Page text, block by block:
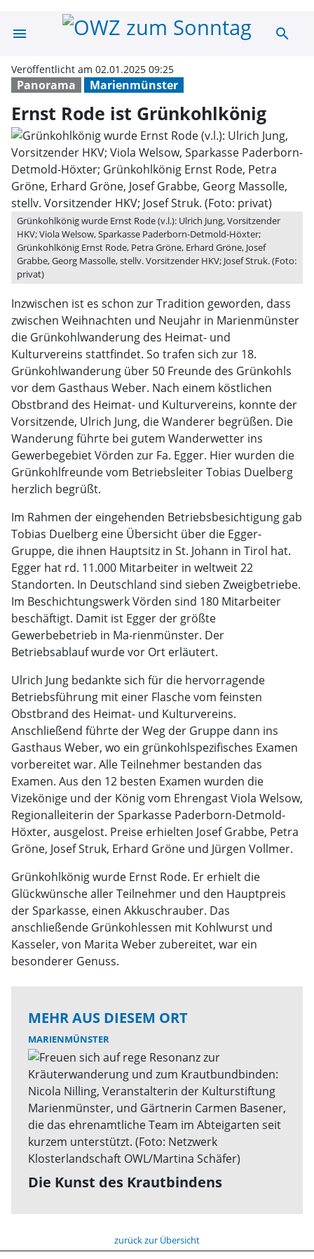
menu Ernst Rode ist
search
Panorama Marienmünster
Veröffentlicht am 02.01.2025 09:25
Ernst Rode ist Grünkohlkönig
Grünkohlkönig wurde Ernst Rode (v.l.): Ulrich Jung, Vorsitzender
HKV; Viola Welsow, Sparkasse Paderborn-Detmold-Höxter;
Grünkohlkönig Ernst Rode, Petra Gröne, Erhard Gröne, Josef
Grabbe, Georg Massolle, stellv. Vorsitzender HKV; Josef Struk. (Foto:
privat)
Inzwischen ist es schon zur Tradition geworden, dass
zwischen Weihnachten und Neujahr in Marienmünster
die Grünkohlwanderung des Heimat- und
Kulturvereins stattfindet. So trafen sich zur 18.
Grünkohlwanderung über 50 Freunde des Grünkohls
vor dem Gasthaus Weber. Nach einem köstlichen
Obstbrand des Heimat- und Kulturvereins, konnte der
Vorsitzende, Ulrich Jung, die Wanderer begrüßen. Die
Wanderung führte bei gutem Wanderwetter ins
Gewerbegebiet Vörden zur Fa. Egger. Hier wurden die
Grünkohlfreunde vom Betriebsleiter Tobias Duelberg
herzlich begrüßt.
Im Rahmen der eingehenden Betriebsbesichtigung gab
Tobias Duelberg eine Übersicht über die Egger-
Gruppe, die ihnen Hauptsitz in St. Johann in Tirol hat.
Egger hat rd. 11.000 Mitarbeiter in weltweit 22
Standorten. In Deutschland sind sieben Zweigbetriebe.
Im Beschichtungswerk Vörden sind 180 Mitarbeiter
beschäftigt. Damit ist Egger der größte
Gewerbebetrieb in Ma-rienmünster. Der
Betriebsablauf wurde vor Ort erläutert.
Ulrich Jung bedankte sich für die hervorragende
Betriebsführung mit einer Flasche vom feinsten
Obstbrand des Heimat- und Kulturvereins.
Anschließend führte der Weg der Gruppe dann ins
Gasthaus Weber, wo ein grünkohlspezifisches Examen
vorbereitet war. Alle Teilnehmer bestanden das
Examen. Aus den 12 besten Examen wurden die
Vizekönige und der König vom Ehrengast Viola Welsow,
Regionalleiterin der Sparkasse Paderborn-Detmold-
Höxter, ausgelost. Preise erhielten Josef Grabbe, Petra
Gröne, Josef Struk, Erhard Gröne und Jürgen Vollmer.
Grünkohlkönig wurde Ernst Rode. Er erhielt die
Glückwünsche aller Teilnehmer und den Hauptpreis
der Sparkasse, einen Akkuschrauber. Das
anschließende Grünkohlessen mit Kohlwurst und
Kasseler, von Marita Weber zubereitet, war ein
besonderer Genuss.
MEHR AUS DIESEM ORT
MARIENMÜNSTER
Die Kunst des Krautbindens
zurück zur Übersicht